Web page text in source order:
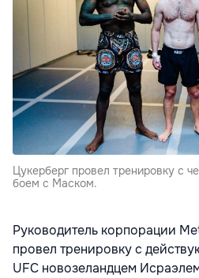
Цукерберг провел тренировку с
боем с Маском.
Руководитель корпорации
провел тренировку с
UFC новозеландцем